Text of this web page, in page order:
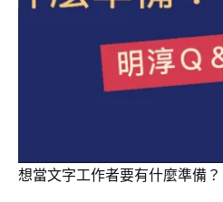
想當文字工作者要有什麼準備？